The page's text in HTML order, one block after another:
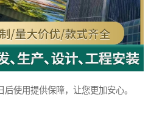
使用提供保障，让您更加安心。